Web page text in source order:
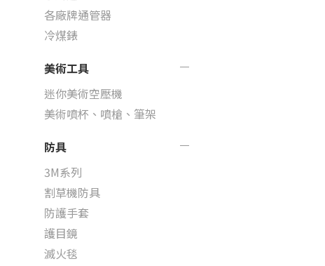
各廠牌通管器
冷煤錶
美術工具
迷你美術空壓機
美術噴杯、噴槍、筆架
防具
3M系列
割草機防具
防護手套
護目鏡
滅火毯